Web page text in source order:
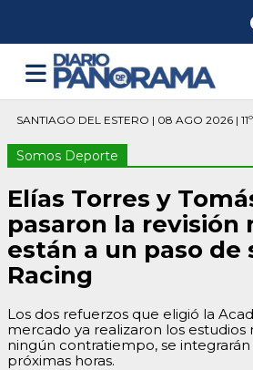
SANTIAGO DEL ESTERO | 08 AGO 2026 | 11º
Somos Deporte
Elías Torres y
pasaron la revisión
están a un paso de
Racing
Los dos refuerzos que eligió la
mercado ya realizaron los estudios
ningún contratiempo, se
próximas horas.